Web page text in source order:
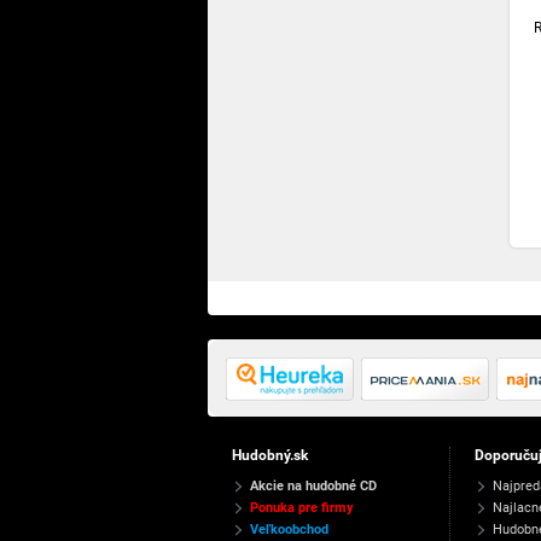
Hudobný.sk
Akcie na hudobné CD
Ponuka pre firmy
Veľkoobchod